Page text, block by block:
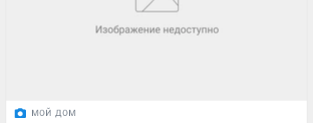
МОЙ ДОМ